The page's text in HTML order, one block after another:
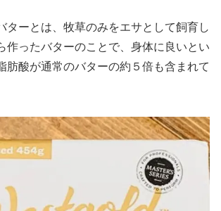
ターとは、牧草のみをエサとして飼育し
作ったバターのことで、身体に良いとい
肪酸が通常のバターの約５倍も含まれて